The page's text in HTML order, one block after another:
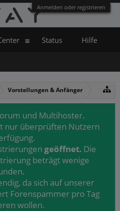
Anmelden oder registrieren
Vorstellungen & Anfänger
und Multihoster.
nur überprüften Nutzern
geöffnet. Die
beträgt wenige
da sich auf unserer
Forenspammer pro Tag
wollen.
Status Hilfe